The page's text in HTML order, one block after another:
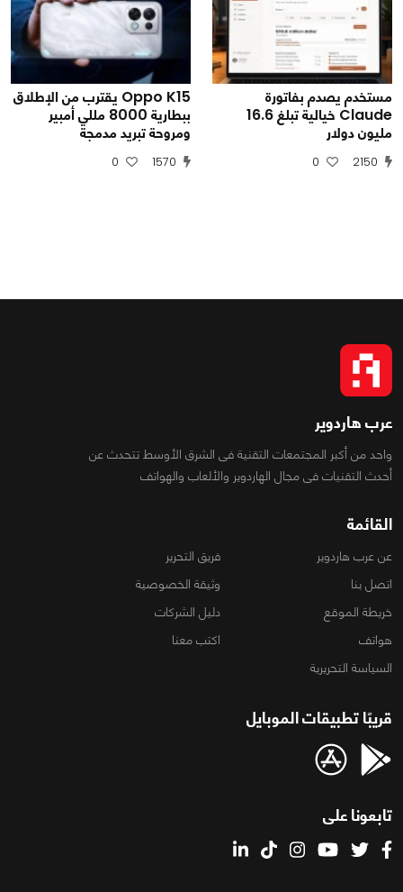
مستخدم يصدم بفاتورة
Claude خيالية تبلغ 16.6
مليون دولار
2150
0
Oppo K15 يقترب من الإطلاق
ببطارية 8000 مللي أمبير
ومروحة تبريد مدمجة
1570
0
عرب هاردوير
واحد من أكبر المجتمعات التقنية فى الشرق الأوسط تتحدث عن
أحدث التقنيات فى مجال الهاردوير والألعاب والهواتف
القائمة
عن عرب هاردوير
فريق التحرير
اتصل بنا
وثيقة الخصوصية
خريطة الموقع
دليل الشركات
هواتف
اكتب معنا
السياسة التحريرية
قريبًا تطبيقات الموبايل
تابعونا على